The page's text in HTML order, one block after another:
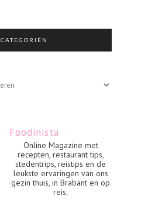
CATEGORIËN
Foodinista
Online Magazine met
recepten, restaurant tips,
stedentrips, reistips en de
leukste ervaringen van ons
gezin thuis, in Brabant en op
reis.